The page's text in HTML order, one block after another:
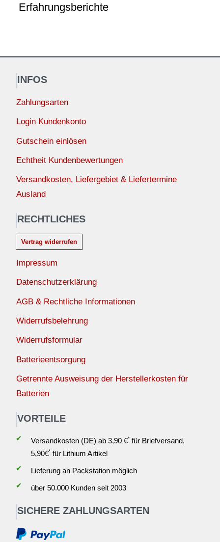
Erfahrungsberichte
INFOS
Zahlungsarten
Login Kundenkonto
Gutschein einlösen
Echtheit Kundenbewertungen
Versandkosten, Liefergebiet & Liefertermine
Ausland
RECHTLICHES
Vertrag widerrufen
Impressum
Datenschutzerklärung
AGB & Rechtliche Informationen
Widerrufsbelehrung
Widerrufsformular
Batterieentsorgung
Getrennte Ausweisung der Herstellerkosten für
Batterien
VORTEILE
✔ Versandkosten (DE) ab 3,90 €*für Briefversand,
5,90€*für Lithium Artikel
✔
Lieferung an Packstation möglich
✔
über 50.000 Kunden seit 2003
SICHERE ZAHLUNGSARTEN